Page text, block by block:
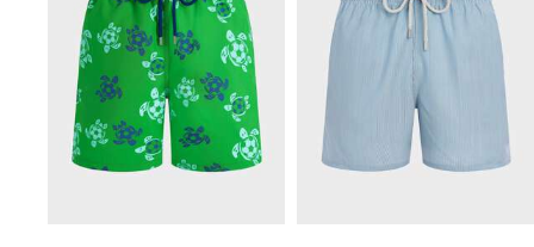
Portal de devoluciones
Devolución
Entrega
Preguntas más frecuentes
Buscar una tienda
Contáctanos
Rastrear mi pedido